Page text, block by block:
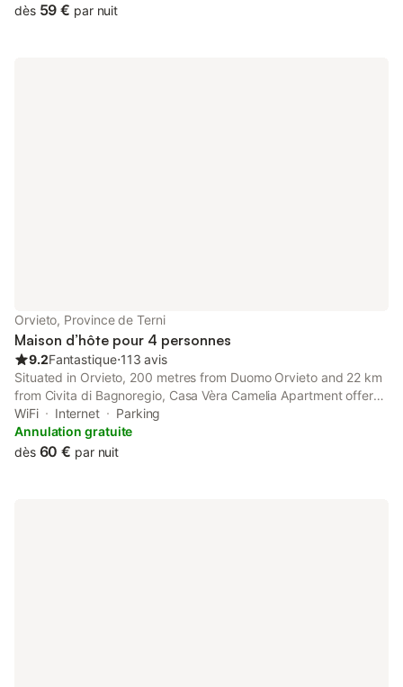
dès 59 € par nuit
Orvieto, Province de Terni
Maison d’hôte pour 4 personnes
9.2Fantastique⋅113 avis
Situated in Orvieto, 200 metres from Duomo Orvieto and 22 km
from Civita di Bagnoregio, Casa Vèra Camelia Apartment offers
air conditioning. The property has city and quiet street views,
and is 42 km from Bomarzo - The Monster Park.
WiFi Internet
Parking
Annulation gratuite
dès 60 € par nuit